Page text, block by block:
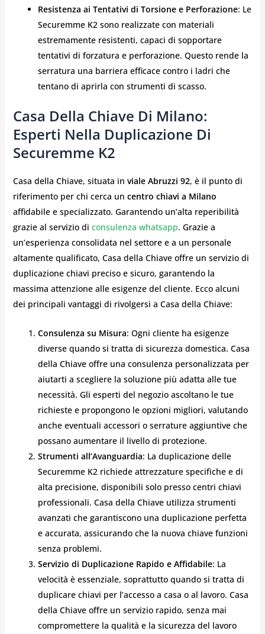
Resistenza ai Tentativi di Torsione e Perforazione: Le
Securemme K2 sono realizzate con materiali
estremamente resistenti, capaci di sopportare
tentativi di forzatura e perforazione. Questo rende la
serratura una barriera efficace contro i ladri che
tentano di aprirla con strumenti di scasso.
Casa Della Chiave Di Milano:
Esperti Nella Duplicazione Di
Securemme K2
Casa della Chiave, situata in viale Abruzzi 92, è il punto di
riferimento per chi cerca un centro chiavi a Milano
affidabile e specializzato. Garantendo un’alta reperibilità
grazie al servizio di consulenza whatsapp. Grazie a
un’esperienza consolidata nel settore e a un personale
altamente qualificato, Casa della Chiave offre un servizio di
duplicazione chiavi preciso e sicuro, garantendo la
massima attenzione alle esigenze del cliente. Ecco alcuni
dei principali vantaggi di rivolgersi a Casa della Chiave:
Consulenza su Misura: Ogni cliente ha esigenze
diverse quando si tratta di sicurezza domestica. Casa
della Chiave offre una consulenza personalizzata per
aiutarti a scegliere la soluzione più adatta alle tue
necessità. Gli esperti del negozio ascoltano le tue
richieste e propongono le opzioni migliori, valutando
anche eventuali accessori o serrature aggiuntive che
possano aumentare il livello di protezione.
Strumenti all’Avanguardia: La duplicazione delle
Securemme K2 richiede attrezzature specifiche e di
alta precisione, disponibili solo presso centri chiavi
professionali. Casa della Chiave utilizza strumenti
avanzati che garantiscono una duplicazione perfetta
e accurata, assicurando che la nuova chiave funzioni
senza problemi.
Servizio di Duplicazione Rapido e Affidabile: La
velocità è essenziale, soprattutto quando si tratta di
duplicare chiavi per l’accesso a casa o al lavoro. Casa
della Chiave offre un servizio rapido, senza mai
compromettere la qualità e la sicurezza del lavoro